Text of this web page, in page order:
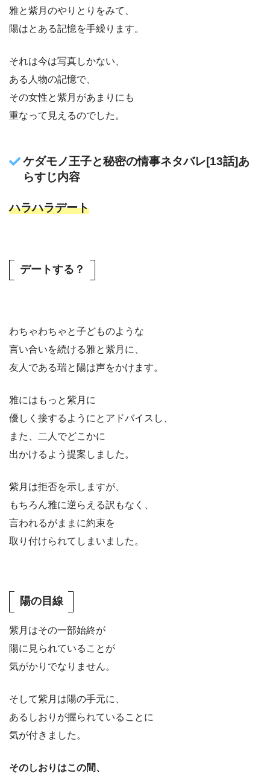
雅と紫月のやりとりをみて、
陽はとある記憶を手繰ります。
それは今は写真しかない、
ある人物の記憶で、
その女性と紫月があまりにも
重なって見えるのでした。
ケダモノ王子と秘密の情事ネタバレ[13話]あ
らすじ内容
ハラハラデート
デートする？
わちゃわちゃと子どものような
言い合いを続ける雅と紫月に、
友人である瑞と陽は声をかけます。
雅にはもっと紫月に
優しく接するようにとアドバイスし、
また、二人でどこかに
出かけるよう提案しました。
紫月は拒否を示しますが、
もちろん雅に逆らえる訳もなく、
言われるがままに約束を
取り付けられてしまいました。
陽の目線
紫月はその一部始終が
陽に見られていることが
気がかりでなりません。
そして紫月は陽の手元に、
あるしおりが握られていることに
気が付きました。
そのしおりはこの間、